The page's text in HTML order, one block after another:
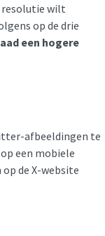
resolutie wilt
op de drie
een hogere
afbeeldingen te
een mobiele
de X-website